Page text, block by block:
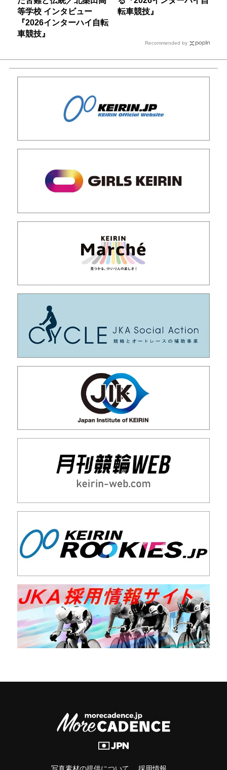
等学校 インタビュー
『2026インターハイ自転
車競技』
転車競技』
Recommended by